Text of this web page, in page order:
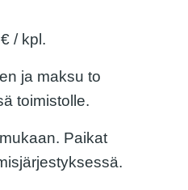
/ kpl.
ja maksu to
toimistolle.
Paikat